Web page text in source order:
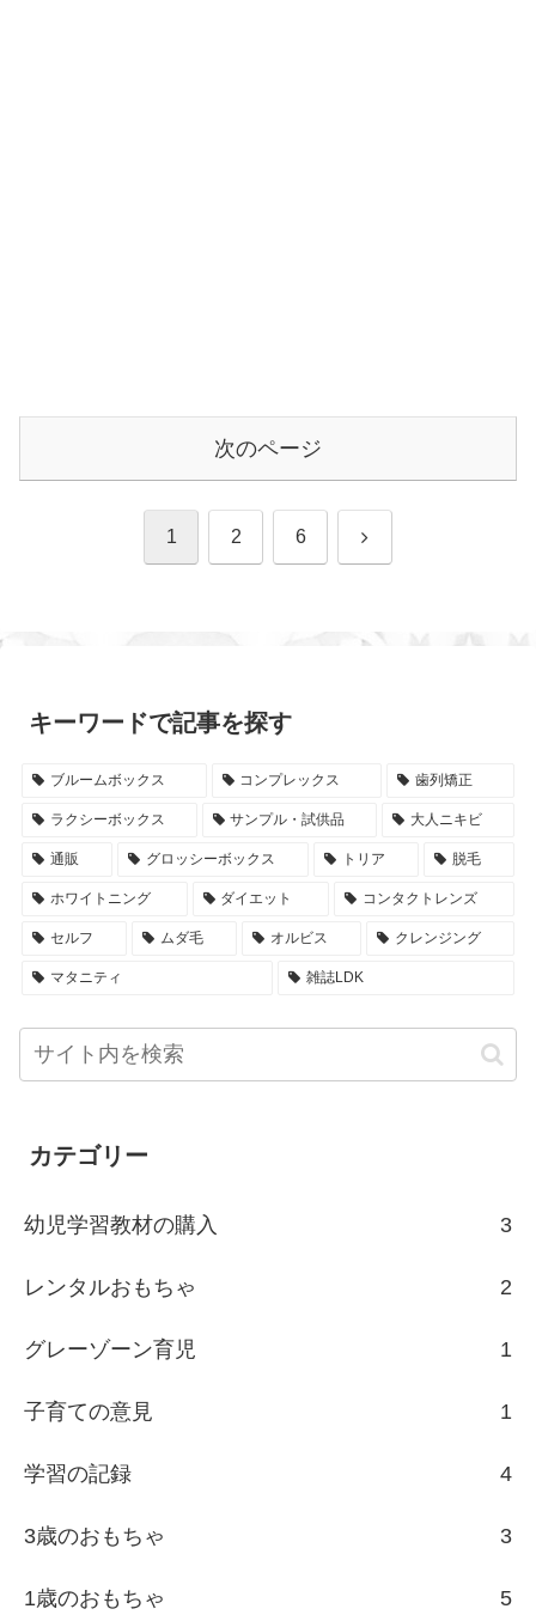
次のページ
1 2 6 次
キーワードで記事を探す
ブルームボックス コンプレックス 歯列矯正
ラクシーボックス サンプル・試供品 大人ニキビ
通販 グロッシーボックス トリア 脱毛
ホワイトニング ダイエット コンタクトレンズ
セルフ ムダ毛 オルビス クレンジング
マタニティ 雑誌LDK
カテゴリー
幼児学習教材の購入 3
レンタルおもちゃ 2
グレーゾーン育児 1
子育ての意見 1
学習の記録 4
3歳のおもちゃ 3
1歳のおもちゃ 5